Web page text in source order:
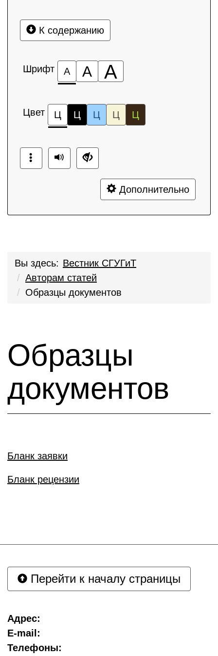
К содержанию
Шрифт А А А
Цвет Ц Ц Ц Ц Ц
Дополнительно
Вы здесь: Вестник СГУГиТ
Авторам статей
Образцы документов
Образцы
документов
Бланк заявки
Бланк рецензии
Перейти к началу страницы
Адрес:
E-mail:
Телефоны: